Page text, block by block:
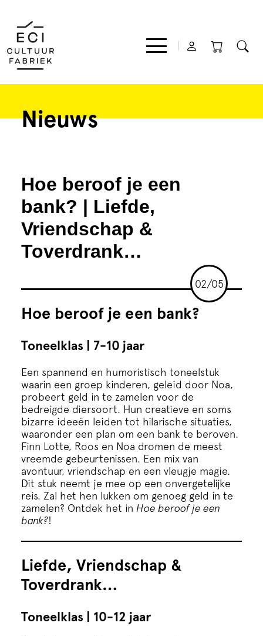
Film
Theater
Expo
ECI Cultuurcafé
Over ons
Contact
Steun ons
Nieuws
Hoe beroof je een
bank? | Liefde,
Vriendschap &
Toverdrank…
02/05
Hoe beroof je een bank?
Toneelklas | 7-10 jaar
Een spannend en humoristisch toneelstuk
waarin een groep kinderen, geleid door Noa,
probeert geld in te zamelen voor de
bedreigde diersoort. Hun creatieve en soms
bizarre ideeën leiden tot hilarische situaties,
waaronder een plan om een bank te beroven.
Finn Lotte, Roos en Noa dromen de meest
vreemde gebeurtenissen. Een mix van
avontuur, vriendschap en een vleugje magie.
Dit stuk neemt je mee op een onvergetelijke
reis. Zal het hen lukken om genoeg geld in te
zamelen? Ontdek het in Hoe beroof je een
bank?!
Liefde, Vriendschap &
Toverdrank…
Toneelklas | 10-12 jaar